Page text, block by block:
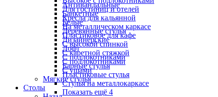
Антивандальные
Банкетные
Белые
Деревянные стулья
Дизайнерские
Лофт
С подлокотниками
Барные стулья
Пластиковые стулья
Стулья на металлокаркасе
Показать ещё 4
Для гостиниц и отелей
Кресла для кальянной
На металлическом каркасе
Пластиковое для кафе
С высокой спинкой
С каретной стяжкой
С подлокотниками
С ушами
Мягкие стулья
Столы